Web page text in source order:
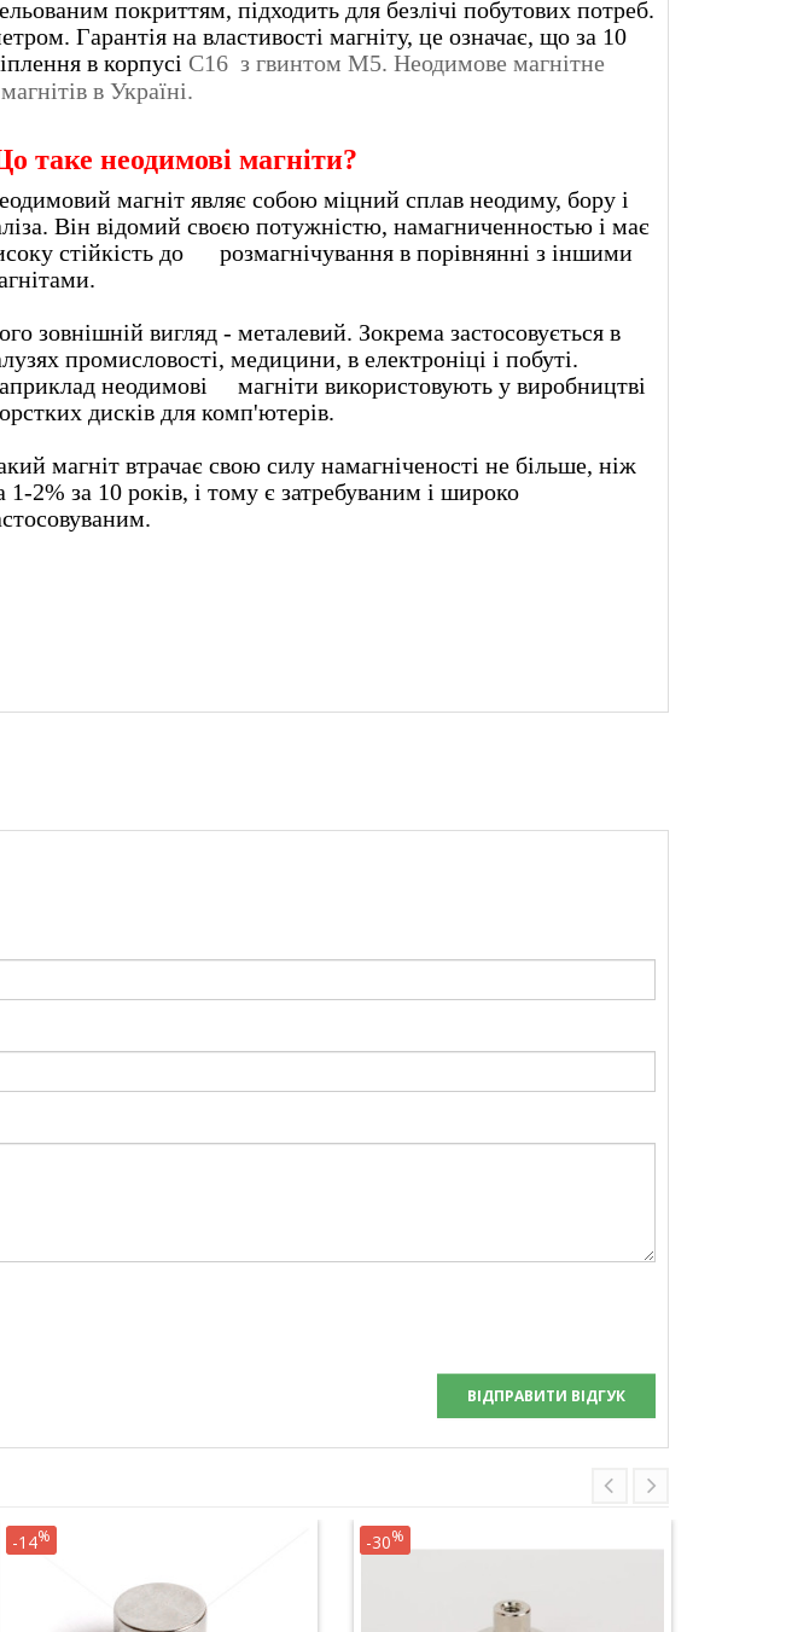
покриттям, підходить для безлічі побутових потреб.
Гарантія на властивості магніту, це означає, що за 10
в корпусі С16 з гвинтом М5. Неодимове магнітне
в Україні.
таке неодимові магніти?
магніт являє собою міцний сплав неодиму, бору і
Він відомий своєю потужністю, намагниченностью і має
стійкість до розмагнічування в порівнянні з іншими
зовнішній вигляд - металевий. Зокрема застосовується в
промисловості, медицини, в електроніці і побуті.
неодимові магніти використовують у виробництві
дисків для комп'ютерів.
магніт втрачає свою силу намагніченості не більше, ніж
1-2% за 10 років, і тому є затребуваним і широко
ВІДПРАВИТИ ВІДГУК
-14% -30%